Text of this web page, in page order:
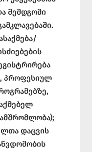
შემდგომი
პროფესიულ
დაცვის